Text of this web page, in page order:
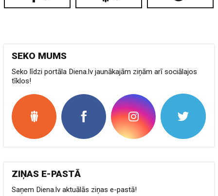
SEKO MUMS
Seko līdzi portāla Diena.lv jaunākajām ziņām arī sociālajos
tīklos!
ZIŅAS E-PASTĀ
Saņem Diena.lv aktuālās ziņas e-pastā!